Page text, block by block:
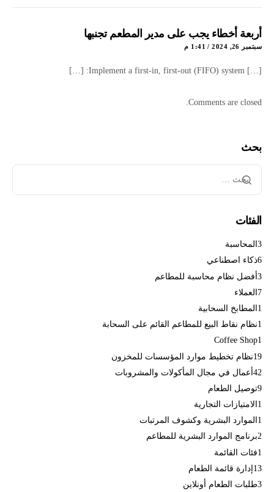
أربعة أخطاء يجب على مدير المطعم تجنبها
سبتمبر 26, 2024 / 1:41 م
[…] Implement a first-in, first-out (FIFO) system: […]
Comments are closed.
بحث
الفئات
المحاسبة 3
ذكاء اصطناعي6
أفضل نظام محاسبة للمطاعم3
العملاء 7
المطابخ السحابية 1
نظام نقاط البيع للمطاعم القائم على السحابة1
Coffee Shop1
نظام تخطيط موارد المؤسسات للمخزون19
أعمال في مجال المأكولات والمشروبات42
توصيل الطعام9
الامتيازات التجارية 1
الموارد البشرية وكشوف المرتبات 1
برنامج الموارد البشرية للمطاعم2
فئات القائمة1
إدارة قائمة الطعام 13
طلبات الطعام أونلاين3